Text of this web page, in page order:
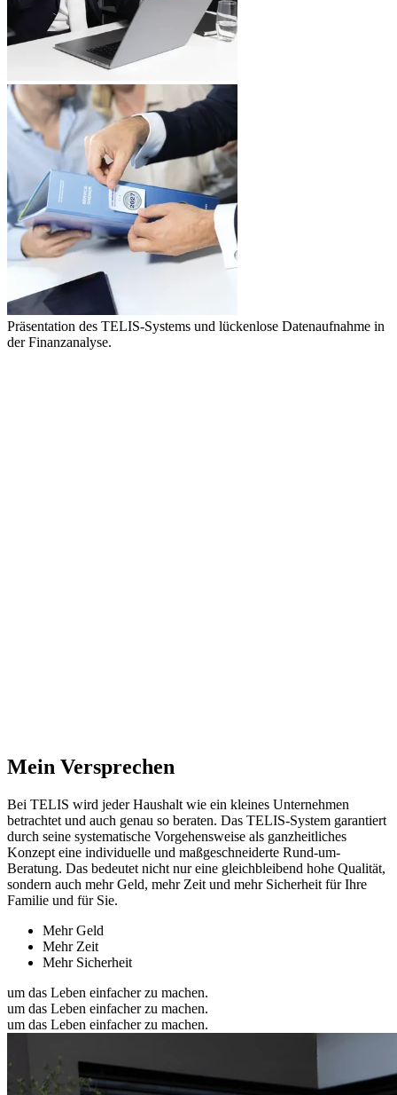
Präsentation des TELIS-Systems und lückenlose Datenaufnahme in
der Finanzanalyse.
Mein Versprechen
Bei TELIS wird jeder Haushalt wie ein kleines Unternehmen
betrachtet und auch genau so beraten. Das TELIS-System garantiert
durch seine systematische Vorgehensweise als ganzheitliches
Konzept eine individuelle und maßgeschneiderte Rund-um-
Beratung. Das bedeutet nicht nur eine gleichbleibend hohe Qualität,
sondern auch mehr Geld, mehr Zeit und mehr Sicherheit für Ihre
Familie und für Sie.
Mehr Geld
Mehr Zeit
Mehr Sicherheit
um das Leben einfacher zu machen.
um das Leben einfacher zu machen.
um das Leben einfacher zu machen.